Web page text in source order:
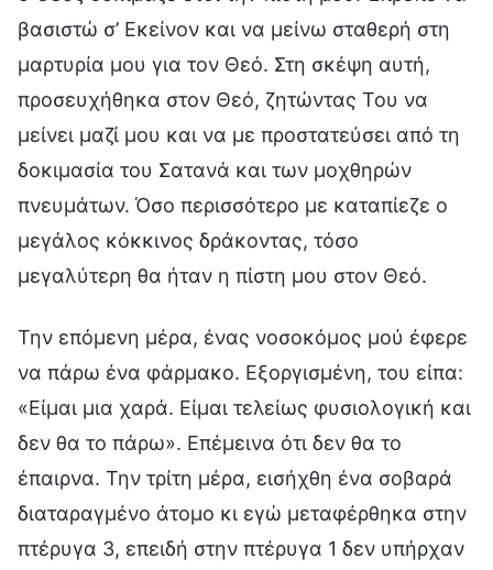
βασιστώ σ’ Εκείνον και να μείνω σταθερή στη
μαρτυρία μου για τον Θεό. Στη σκέψη αυτή,
προσευχήθηκα στον Θεό, ζητώντας Του να
μείνει μαζί μου και να με προστατεύσει από τη
δοκιμασία του Σατανά και των μοχθηρών
πνευμάτων. Όσο περισσότερο με καταπίεζε ο
μεγάλος κόκκινος δράκοντας, τόσο
μεγαλύτερη θα ήταν η πίστη μου στον Θεό.
Την επόμενη μέρα, ένας νοσοκόμος μού έφερε
να πάρω ένα φάρμακο. Εξοργισμένη, του είπα:
«Είμαι μια χαρά. Είμαι τελείως φυσιολογική και
δεν θα το πάρω». Επέμεινα ότι δεν θα το
έπαιρνα. Την τρίτη μέρα, εισήχθη ένα σοβαρά
διαταραγμένο άτομο κι εγώ μεταφέρθηκα στην
πτέρυγα 3, επειδή στην πτέρυγα 1 δεν υπήρχαν